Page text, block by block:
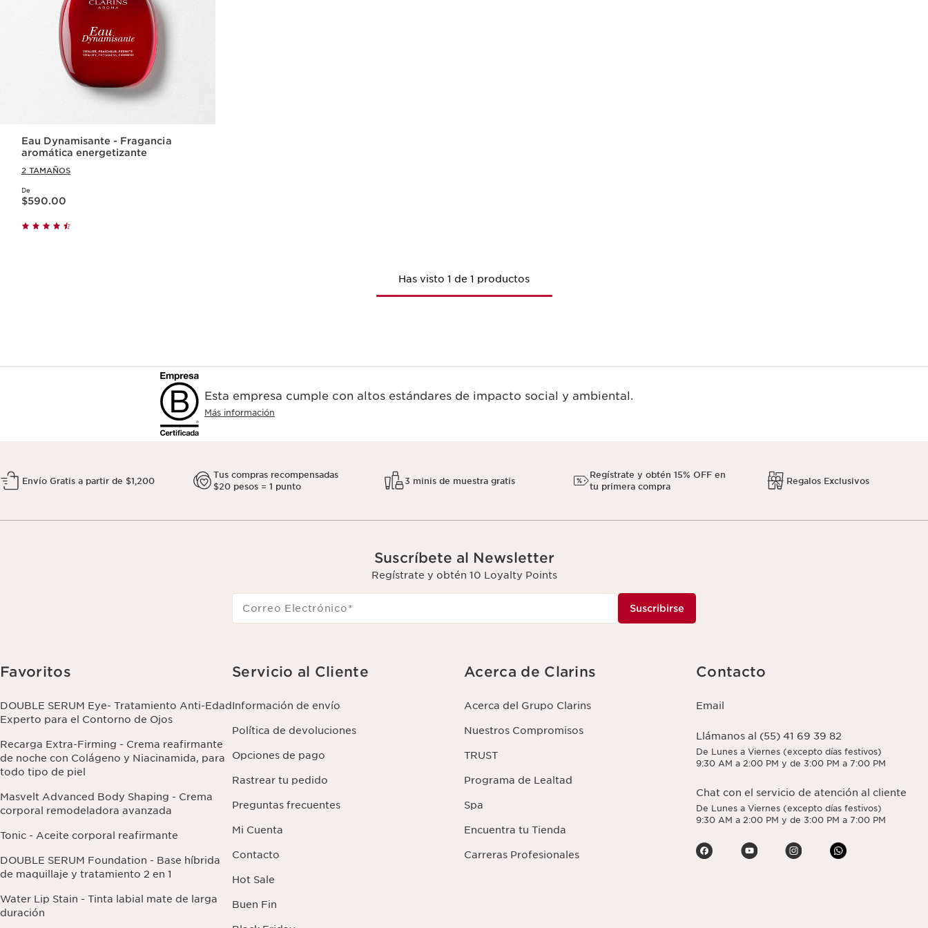
Eau Dynamisante - Fragancia
aromática energetizante
2 TAMAÑOS
De
Precio actual $590.00
$590.00
Has visto 1 de 1 productos
Esta empresa cumple con altos estándares de impacto social y ambiental.
Más información
Envío Gratis a partir de $1,200
Tus compras recompensadas
$20 pesos = 1 punto
3 minis de muestra gratis
Regístrate y obtén 15% OFF en
tu primera compra
Regalos Exclusivos
Suscríbete al Newsletter
Regístrate y obtén 10 Loyalty Points
Correo Electrónico* Suscribirse
Favoritos
DOUBLE SERUM Eye- Tratamiento Anti-Edad
Experto para el Contorno de Ojos
Recarga Extra-Firming - Crema reafirmante
de noche con Colágeno y Niacinamida, para
todo tipo de piel
Masvelt Advanced Body Shaping - Crema
corporal remodeladora avanzada
Tonic - Aceite corporal reafirmante
DOUBLE SERUM Foundation - Base híbrida
de maquillaje y tratamiento 2 en 1
Water Lip Stain - Tinta labial mate de larga
duración
Servicio al Cliente
Información de envío
Política de devoluciones
Opciones de pago
Rastrear tu pedido
Preguntas frecuentes
Mi Cuenta
Contacto
Hot Sale
Buen Fin
Acerca de Clarins
Acerca del Grupo Clarins
Nuestros Compromisos
TRUST
Programa de Lealtad
Spa
Encuentra tu Tienda
Carreras Profesionales
Contacto
Email
Llámanos al (55) 41 69 39 82
De Lunes a Viernes (excepto días festivos)
9:30 AM a 2:00 PM y de 3:00 PM a 7:00 PM
Chat con el servicio de atención al cliente
De Lunes a Viernes (excepto días festivos)
9:30 AM a 2:00 PM y de 3:00 PM a 7:00 PM